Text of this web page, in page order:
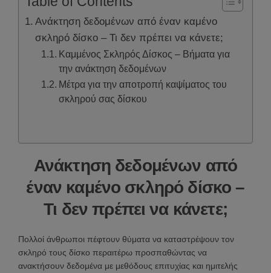
Ανάκτηση δεδομένων από έναν καμένο
σκληρό δίσκο – Τι δεν πρέπει να κάνετε;
Καμμένος Σκληρός Δίσκος – Βήματα για
την ανάκτηση δεδομένων
Μέτρα για την αποτροπή καψίματος του
σκληρού σας δίσκου
Ανάκτηση δεδομένων από
έναν καμένο σκληρό δίσκο –
Τι δεν πρέπει να κάνετε;
Πολλοί άνθρωποι πέφτουν θύματα να καταστρέψουν τον
σκληρό τους δίσκο περαιτέρω προσπαθώντας να
ανακτήσουν δεδομένα με μεθόδους επιτυχίας και ημιτελής